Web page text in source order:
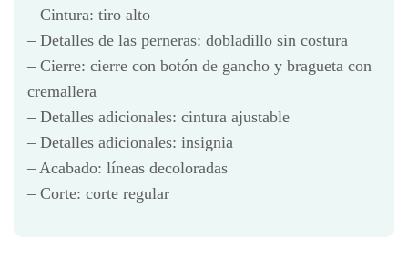
– Cintura: tiro alto
– Detalles de las perneras: dobladillo sin costura
– Cierre: cierre con botón de gancho y bragueta con
cremallera
– Detalles adicionales: cintura ajustable
– Detalles adicionales: insignia
– Acabado: líneas decoloradas
– Corte: corte regular